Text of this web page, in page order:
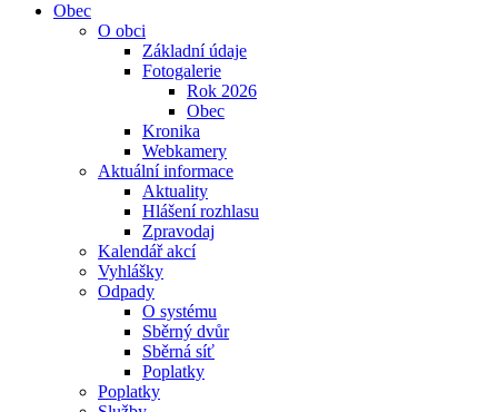
Obec
O obci
Základní údaje
Fotogalerie
Rok 2026
Obec
Kronika
Webkamery
Aktuální informace
Aktuality
Hlášení rozhlasu
Zpravodaj
Kalendář akcí
Vyhlášky
Odpady
O systému
Sběrný dvůr
Sběrná síť
Poplatky
Poplatky